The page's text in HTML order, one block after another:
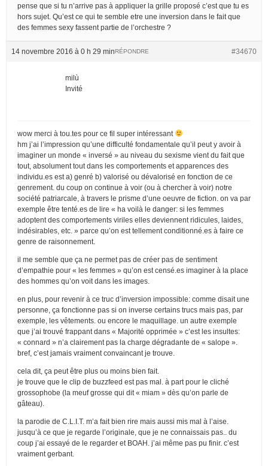
pense que si tu n’arrive pas à appliquer la grille proposé c’est que tu es
hors sujet. Qu’est ce qui te semble etre une inversion dans le fait que
des femmes sexy fassent partie de l’orchestre ?
14 novembre 2016 à 0 h 29 min #34670
RÉPONDRE
milù
Invité
wow merci à tou.tes pour ce fil super intéressant
hm j’ai l’impression qu’une difficulté fondamentale qu’il peut y avoir à
imaginer un monde « inversé » au niveau du sexisme vient du fait que
tout, absolument tout dans les comportements et apparences des
individu.es est a) genré b) valorisé ou dévalorisé en fonction de ce
genrement. du coup on continue à voir (ou à chercher à voir) notre
société patriarcale, à travers le prisme d’une oeuvre de fiction. on va par
exemple être tenté.es de lire « ha voilà le danger: si les femmes
adoptent des comportements viriles elles deviennent ridicules, laides,
indésirables, etc. » parce qu’on est tellement conditionné.es à faire ce
genre de raisonnement.
il me semble que ça ne permet pas de créer pas de sentiment
d’empathie pour « les femmes » qu’on est censé.es imaginer à la place
des hommes qu’on voit dans les images.
en plus, pour revenir à ce truc d’inversion impossible: comme disait une
personne, ça fonctionne pas si on inverse certains trucs mais pas, par
exemple, les vêtements. ou encore le maquillage. un autre exemple
que j’ai trouvé frappant dans « Majorité opprimée » c’est les insultes:
« connard » n’a clairement pas la charge dégradante de « salope ».
bref, c’est jamais vraiment convaincant je trouve.
cela dit, ça peut être plus ou moins bien fait.
je trouve que le clip de buzzfeed est pas mal. à part pour le cliché
grossophobe (la meuf grosse qui dit « miam » dès qu’on parle de
gâteau).
la parodie de C.L.I.T. m’a fait bien rire mais aussi mis mal à l’aise.
jusqu’à ce que je regarde l’originale, que je ne connaissais pas.. du
coup j’ai essayé de le regarder et BOAH. j’ai même pas pu finir. c’est
vraiment gerbant.